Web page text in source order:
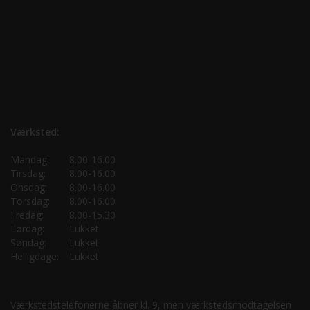
Værksted:
Mandag:
8.00-16.00
Tirsdag:
8.00-16.00
Onsdag:
8.00-16.00
Torsdag:
8.00-16.00
Fredag:
8.00-15.30
Lørdag:
Lukket
Søndag:
Lukket
Helligdage:
Lukket
Værkstedstelefonerne åbner kl. 9, men værkstedsmodtagelsen